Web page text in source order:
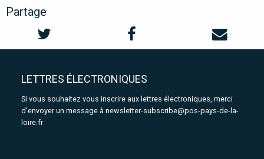
Partage
LETTRES ÉLECTRONIQUES
Si vous souhaitez vous inscrire aux lettres électroniques, merci
d'envoyer un message à newsletter-subscribe@pos-pays-de-la-
loire.fr